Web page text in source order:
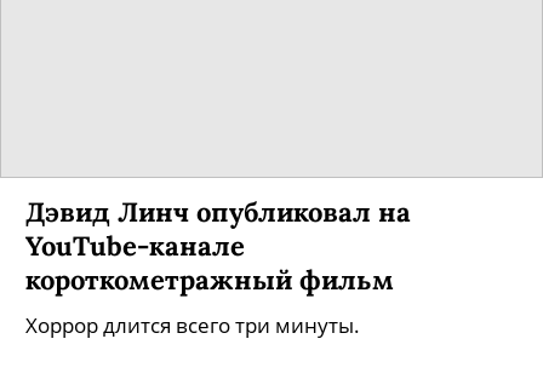
«На тебе сошелся клином белый
свет»: в Петербурге стартовали
съемки фильма Игоря Поплаухина
о судьбе Янки Дягилевой